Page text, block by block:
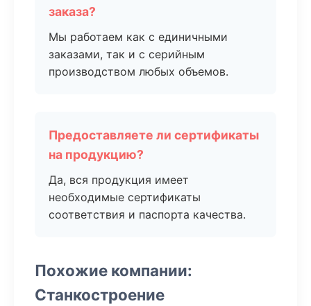
заказа?
Мы работаем как с единичными
заказами, так и с серийным
производством любых объемов.
Предоставляете ли сертификаты
на продукцию?
Да, вся продукция имеет
необходимые сертификаты
соответствия и паспорта качества.
Похожие компании:
Станкостроение